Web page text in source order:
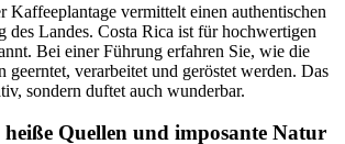
Kaffeeplantage vermittelt einen authentischen
Landes. Costa Rica ist für hochwertigen
Bei einer Führung erfahren Sie, wie die
geerntet, verarbeitet und geröstet werden. Das
sondern duftet auch wunderbar.
Quellen und imposante Natur